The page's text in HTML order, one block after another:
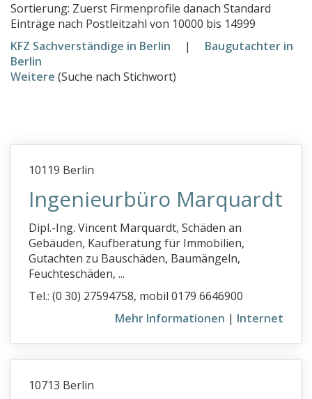
KFZ-Sachverständige
Baugutachter
Immobilienbewertung
Sortierung: Zuerst Firmenprofile danach Standard
Einträge nach Postleitzahl von 10000 bis 14999
KFZ Sachverständige in Berlin | Baugutachter in
Berlin
Weitere (Suche nach Stichwort)
10119 Berlin
Ingenieurbüro Marquardt
Dipl.-Ing. Vincent Marquardt, Schäden an
Gebäuden, Kaufberatung für Immobilien,
Gutachten zu Bauschäden, Baumängeln,
Feuchteschäden, ...
Tel.: (0 30) 27594758, mobil 0179 6646900
Mehr Informationen | Internet
10713 Berlin